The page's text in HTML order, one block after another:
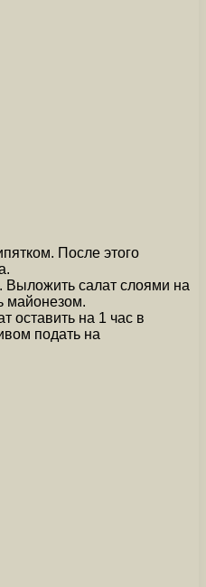
После этого
Выложить салат слоями на
майонезом.
оставить на 1 час в
подать на